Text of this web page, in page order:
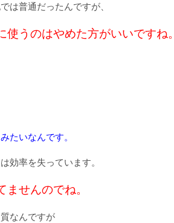
は普通だったんですが、
うのはやめた方がいいですね。
たいなんです。
効率を失っています。
せんのでね。
なんですが